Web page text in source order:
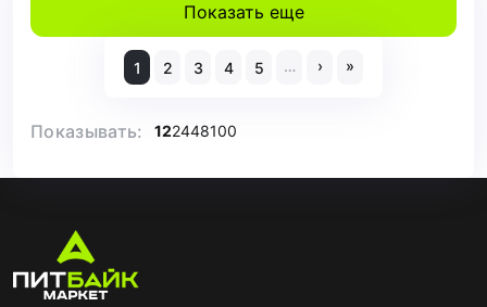
Показать еще
1 2 3 4 5 … › »
Показывать: 122448100